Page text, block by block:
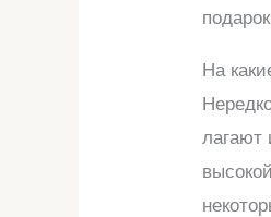
На
лагают